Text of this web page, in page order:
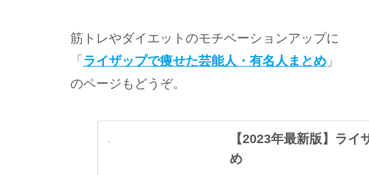
筋トレやダイエットのモチベーションアップに
「 ライザップで痩せた芸能人・有名人まとめ 」
のページもどうぞ。
【2023年最新版】ラ
め